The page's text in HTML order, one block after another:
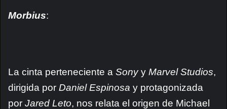
Morbius:
La cinta perteneciente a Sonyy Marvel Studios,
dirigida por Daniel Espinosa y protagonizada
por Jared Leto, nos relata el origen de Michael